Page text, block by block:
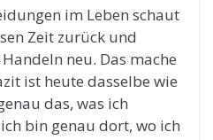
im Leben schaut
Zeit zurück und
neu. Das mache
ist heute dasselbe wie
das, was ich
bin genau dort, wo ich